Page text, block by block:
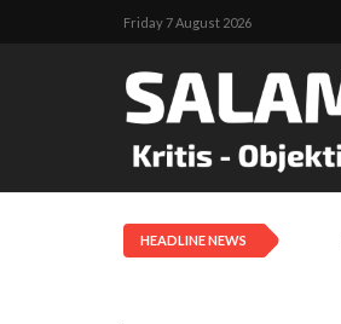
Friday 7 August 2026
HEADLINE NEWS